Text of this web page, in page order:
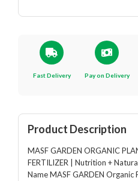
Fast Delivery Pay on Delivery
Product Description
MASF GARDEN ORGANIC
FERTILIZER | Nutrition +
Name MASF GARDEN